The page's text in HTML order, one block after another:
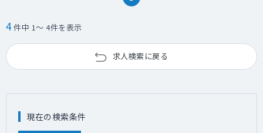
4件中 1～ 4件を表示
求人検索に戻る
現在の検索条件